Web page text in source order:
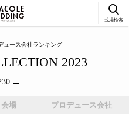
式場検索
ュース会社ランキング
2023
場 プロデュース会社